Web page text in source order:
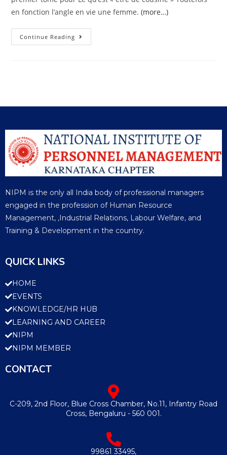
en fonction l’angle en vie une femme.(more…)
Continue Reading
NIPM is the only all India body of professional managers
engaged in the profession of Human Resource
Management, ,Industrial Relations, Labour Welfare, and
Training & Development in the country.
QUICK LINKS
HOME
EVENTS
KNOWLEDGE/HR HUB
LEARNING AND CAREER
NIPM
NIPM MEMBER
CONTACT
C-209, 2nd Floor, Blue Cross Chamber, No.11, Infantry Road
Cross, Bengaluru - 560 001.
99861 33495,